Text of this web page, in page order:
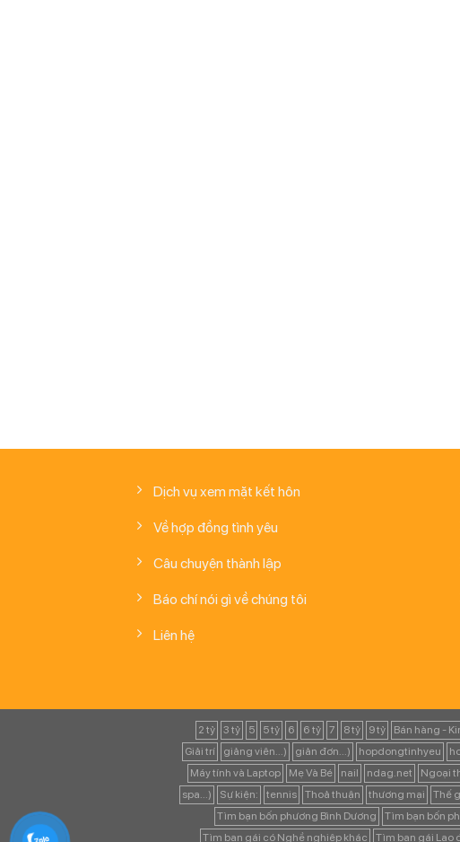
Dịch vụ xem mặt kết hôn
Về hợp đồng tình yêu
Câu chuyện thành lập
Báo chí nói gì về chúng tôi
Liên hệ
2 tỷ 3 tỷ 5 5 tỷ 6 6 tỷ 7 8 tỷ 9 tỷ Bán hàng -
Giải trí
giảng viên...) giản đơn...) hopdongtinhyeu
Máy tính và Laptop
Mẹ Và Bé nail ndag.net Ngoại
spa...)
Sự kiện: tennis Thoả thuận thương mại Thế
Tìm bạn bốn phương Bình Dương
Tìm bạn bốn
Tìm bạn gái có Nghề nghiệp khác
Tìm bạn gái Lao